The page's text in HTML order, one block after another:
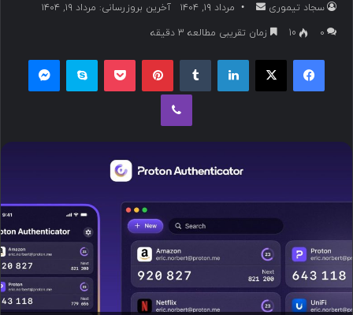
سجاد تیموری
ا
ا
ل
مرداد ۱۹, ۱۴۰۴
آخرین بروزرسانی: مرداد ۱۹, ۱۴۰۴
۰
10 زمان تقریبی مطالعه 3 دقیقه
فیسبوک ایکس لینکداین پینتریست پاکت اسکایپ
وایبر